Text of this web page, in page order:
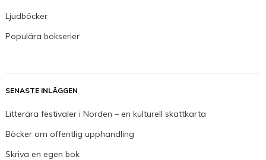
Ljudböcker
Populära bokserier
SENASTE INLÄGGEN
Litterära festivaler i Norden – en kulturell skattkarta
Böcker om offentlig upphandling
Skriva en egen bok